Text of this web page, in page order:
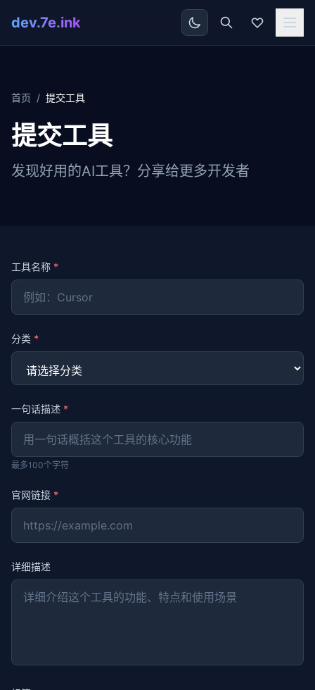
dev.7e.ink
首页 / 提交工具
提交工具
发现好用的AI工具？分享给更多开发者
工具名称 *
分类 *
一句话描述 *
最多100个字符
官网链接 *
详细描述